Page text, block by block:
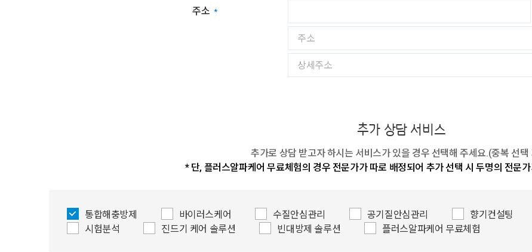
주소 *
추가 상담 서비스
추가로 상담 받고자 하시는 서비스가 있을 경우 선택해 주세요.(중복 선택
* 단, 플러스알파케어 무료체험의 경우 전문가가 따로 배정되어 추가 선택 시 두명의 전문
통합해충방제 바이러스케어 수질안심관리 공기질안심관리 향기컨설팅
시험분석
진드기 케어 솔루션 빈대방제 솔루션 플러스알파케어 무료체험